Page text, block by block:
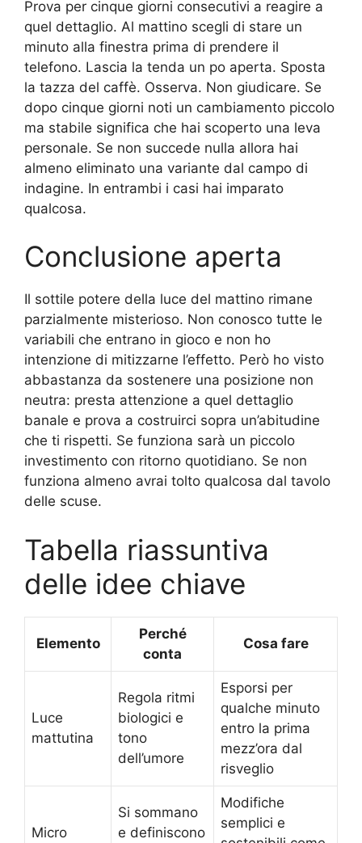
Prova per cinque giorni consecutivi a reagire a
quel dettaglio. Al mattino scegli di stare un
minuto alla finestra prima di prendere il
telefono. Lascia la tenda un po­ aperta. Sposta
la tazza del caffè. Osserva. Non giudicare. Se
dopo cinque giorni noti un cambiamento piccolo
ma stabile significa che hai scoperto una leva
personale. Se non succede nulla allora hai
almeno eliminato una variante dal campo di
indagine. In entrambi i casi hai imparato
qualcosa.
Conclusione aperta
Il sottile potere della luce del mattino rimane
parzialmente misterioso. Non conosco tutte le
variabili che entrano in gioco e non ho
intenzione di mitizzarne l’effetto. Però ho visto
abbastanza da sostenere una posizione non
neutra: presta attenzione a quel dettaglio
banale e prova a costruirci sopra un’abitudine
che ti rispetti. Se funziona sarà un piccolo
investimento con ritorno quotidiano. Se non
funziona almeno avrai tolto qualcosa dal tavolo
delle scuse.
Tabella riassuntiva
delle idee chiave
Elemento
Perché
conta
Cosa fare
Luce
mattutina
Regola ritmi
biologici e
tono
dell’umore
Esporsi per
qualche minuto
entro la prima
mezz’ora dal
risveglio
Micro
Si sommano
e definiscono
Modifiche
semplici e